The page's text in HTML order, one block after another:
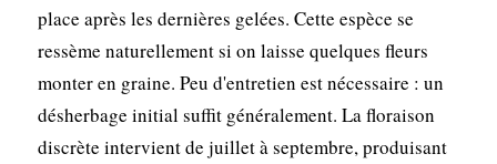
place après les dernières gelées. Cette espèce se
ressème naturellement si on laisse quelques fleurs
monter en graine. Peu d'entretien est nécessaire : un
désherbage initial suffit généralement. La floraison
discrète intervient de juillet à septembre, produisant